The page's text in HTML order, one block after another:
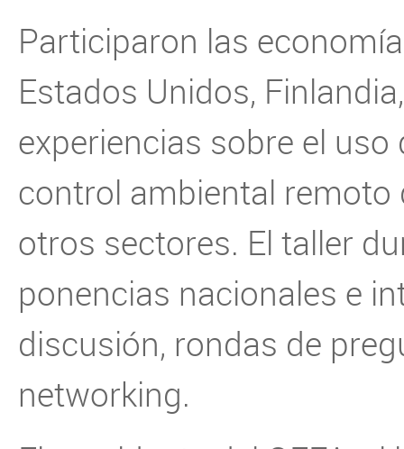
Participaron las
Estados Unidos,
experiencias sobre el
control ambiental remoto
otros sectores. El taller
ponencias nacionales e
discusión, rondas de
networking.